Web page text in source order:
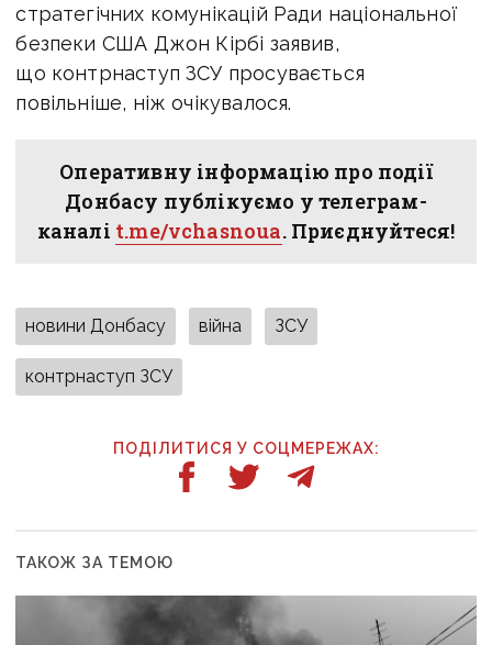
стратегічних комунікацій Ради національної
безпеки США Джон Кірбі заявив,
що контрнаступ ЗСУ просувається
повільніше, ніж очікувалося.
Оперативну інформацію про події
Донбасу публікуємо у телеграм-
каналі t.me/vchasnoua. Приєднуйтеся!
новини Донбасу війна ЗСУ
контрнаступ ЗСУ
ПОДІЛИТИСЯ У СОЦМЕРЕЖАХ:
ТАКОЖ ЗА ТЕМОЮ